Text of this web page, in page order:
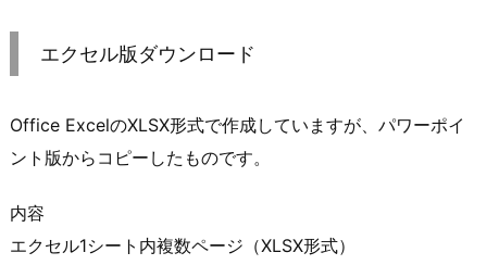
エクセル版ダウンロード
Office ExcelのXLSX形式で作成していますが、パワーポイ
ント版からコピーしたものです。
内容
エクセル1シート内複数ページ（XLSX形式）